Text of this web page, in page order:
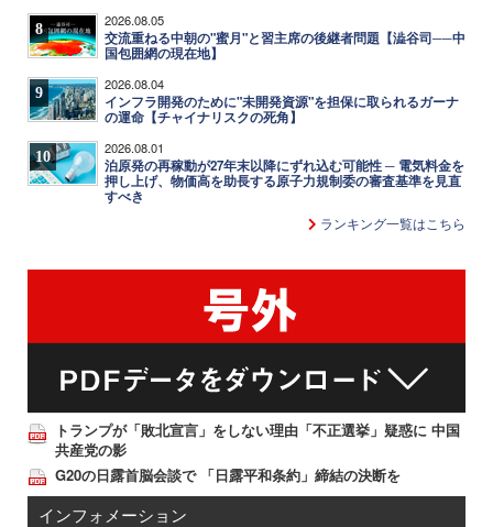
8 2026.08.05
交流重ねる中朝の"蜜月"と習主席の後継者問題【澁谷司──中
国包囲網の現在地】
9 2026.08.04
インフラ開発のために"未開発資源"を担保に取られるガーナ
の運命【チャイナリスクの死角】
10 2026.08.01
泊原発の再稼動が27年末以降にずれ込む可能性 ─ 電気料金を
押し上げ、物価高を助長する原子力規制委の審査基準を見直
すべき
ランキング一覧はこちら
トランプが「敗北宣言」をしない理由「不正選挙」疑惑に 中国
共産党の影
G20の日露首脳会談で 「日露平和条約」締結の決断を
インフォメーション